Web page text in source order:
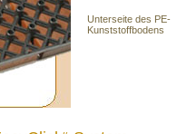
Unterseite des PE-
Kunststoffbodens